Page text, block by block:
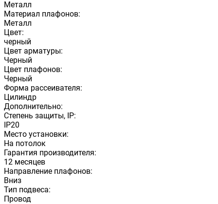
Металл
Материал плафонов:
Металл
Цвет:
черный
Цвет арматуры:
Черный
Цвет плафонов:
Черный
Форма рассеивателя:
Цилиндр
Дополнительно:
Степень защиты, IP:
IP20
Место установки:
На потолок
Гарантия производителя:
12 месяцев
Направление плафонов:
Вниз
Тип подвеса:
Провод